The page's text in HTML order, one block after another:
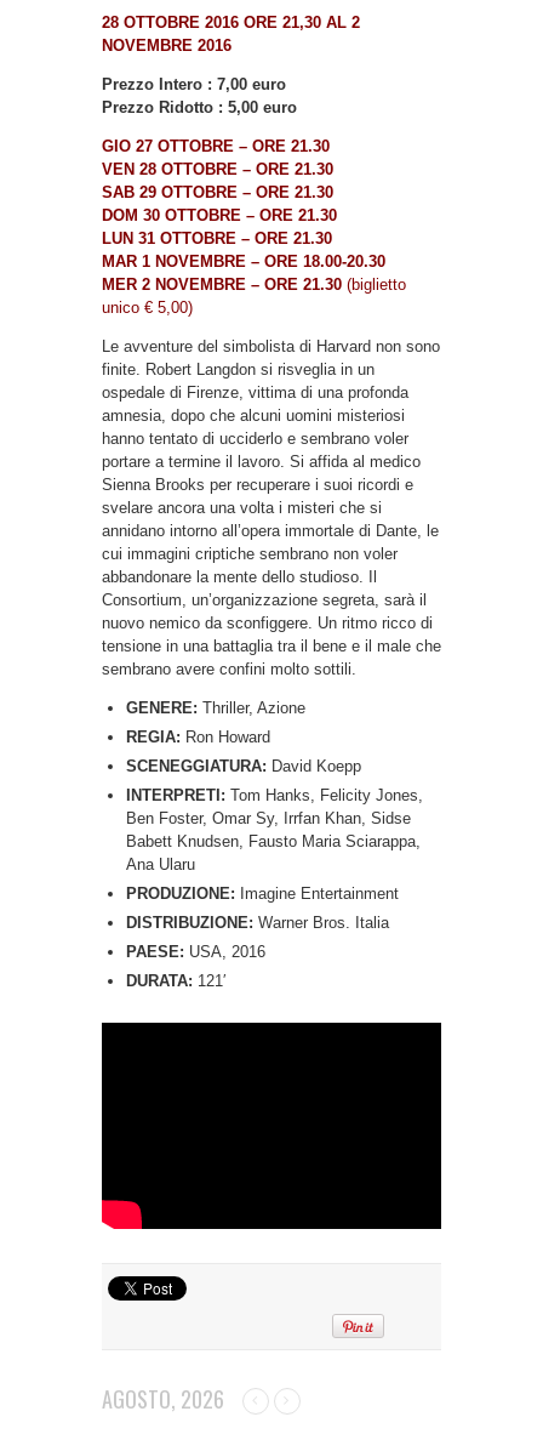
28 OTTOBRE 2016 ORE 21,30 AL 2
NOVEMBRE 2016
Prezzo Intero : 7,00 euro
Prezzo Ridotto : 5,00 euro
GIO 27 OTTOBRE – ORE 21.30
VEN 28 OTTOBRE – ORE 21.30
SAB 29 OTTOBRE – ORE 21.30
DOM 30 OTTOBRE – ORE 21.30
LUN 31 OTTOBRE – ORE 21.30
MAR 1 NOVEMBRE – ORE 18.00-20.30
MER 2 NOVEMBRE – ORE 21.30 (biglietto
unico € 5,00)
Le avventure del simbolista di Harvard non sono
finite. Robert Langdon si risveglia in un
ospedale di Firenze, vittima di una profonda
amnesia, dopo che alcuni uomini misteriosi
hanno tentato di ucciderlo e sembrano voler
portare a termine il lavoro. Si affida al medico
Sienna Brooks per recuperare i suoi ricordi e
svelare ancora una volta i misteri che si
annidano intorno all’opera immortale di Dante, le
cui immagini criptiche sembrano non voler
abbandonare la mente dello studioso. Il
Consortium, un’organizzazione segreta, sarà il
nuovo nemico da sconfiggere. Un ritmo ricco di
tensione in una battaglia tra il bene e il male che
sembrano avere confini molto sottili.
GENERE: Thriller, Azione
REGIA: Ron Howard
SCENEGGIATURA: David Koepp
INTERPRETI: Tom Hanks, Felicity Jones,
Ben Foster, Omar Sy, Irrfan Khan, Sidse
Babett Knudsen, Fausto Maria Sciarappa,
Ana Ularu
PRODUZIONE: Imagine Entertainment
DISTRIBUZIONE: Warner Bros. Italia
PAESE: USA, 2016
DURATA: 121′
AGOSTO, 2026